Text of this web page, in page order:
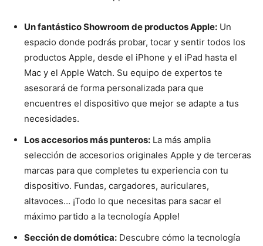
Un fantástico Showroom de productos Apple: Un
espacio donde podrás probar, tocar y sentir todos los
productos Apple, desde el iPhone y el iPad hasta el
Mac y el Apple Watch. Su equipo de expertos te
asesorará de forma personalizada para que
encuentres el dispositivo que mejor se adapte a tus
necesidades.
Los accesorios más punteros: La más amplia
selección de accesorios originales Apple y de terceras
marcas para que completes tu experiencia con tu
dispositivo. Fundas, cargadores, auriculares,
altavoces… ¡Todo lo que necesitas para sacar el
máximo partido a la tecnología Apple!
Sección de domótica: Descubre cómo la tecnología